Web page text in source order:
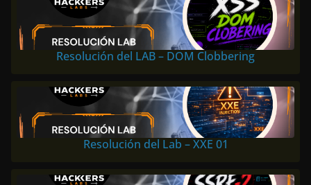
Resolución del LAB – DOM Clobbering
Resolución del Lab – XXE 01